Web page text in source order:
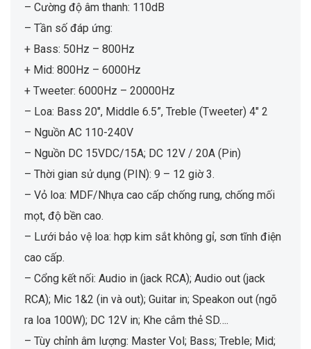
– Cường độ âm thanh: 110dB
– Tần số đáp ứng:
+ Bass: 50Hz – 800Hz
+ Mid: 800Hz – 6000Hz
+ Tweeter: 6000Hz – 20000Hz
– Loa: Bass 20″, Middle 6.5”, Treble (Tweeter) 4″ 2
– Nguồn AC 110-240V
– Nguồn DC 15VDC/15A; DC 12V / 20A (Pin)
– Thời gian sử dụng (PIN): 9 – 12 giờ 3.
– Vỏ loa: MDF/Nhựa cao cấp chống rung, chống mối
mọt, độ bền cao.
– Lưới bảo vệ loa: hợp kim sắt không gỉ, sơn tĩnh điện
cao cấp.
– Cổng kết nối: Audio in (jack RCA); Audio out (jack
RCA); Mic 1&2 (in và out); Guitar in; Speakon out (ngõ
ra loa 100W); DC 12V in; Khe cắm thẻ SD….
– Tùy chỉnh âm lượng: Master Vol; Bass; Treble; Mid;